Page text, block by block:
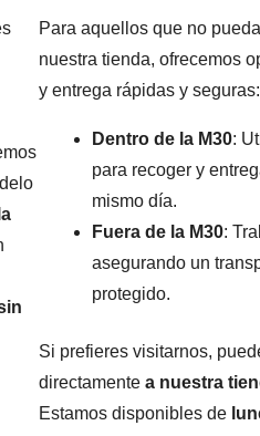
Para aquellos que no
nuestra tienda, ofrecemos
y entrega rápidas y seguras:
Dentro de la M30:
para recoger y
mismo día.
Fuera de la M30:
asegurando un
protegido.
Si prefieres visitarnos,
directamentea nuestra
Estamos disponibles de